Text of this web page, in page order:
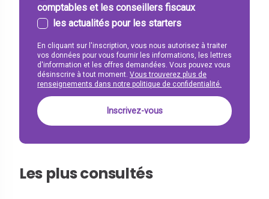
comptables et les conseillers fiscaux
les actualités pour les starters
En cliquant sur l'inscription, vous nous autorisez à traiter
vos données pour vous fournir les informations, les lettres
d'information et les offres demandées. Vous pouvez vous
désinscrire à tout moment. Vous trouverez plus de
renseignements dans notre politique de confidentialité.
Les plus consultés